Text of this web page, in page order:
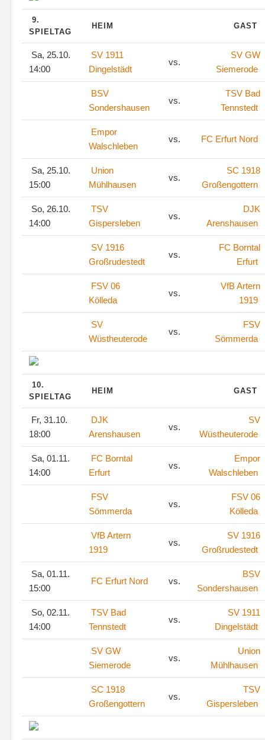
9.
SPIELTAG
HEIM GAST
Sa, 25.10.
14:00
SV 1911
Dingelstädt
vs.
SV GW
Siemerode
BSV
Sondershausen
vs.
TSV Bad
Tennstedt
Empor
Walschleben
vs. FC Erfurt Nord
Sa, 25.10.
15:00
Union
Mühlhausen
vs.
SC 1918
Großengottern
So, 26.10.
14:00
TSV
Gispersleben
vs.
DJK
Arenshausen
SV 1916
Großrudestedt
vs.
FC Borntal
Erfurt
FSV 06
Kölleda
vs.
VfB Artern
1919
SV
Wüstheuterode
vs.
FSV
Sömmerda
10.
SPIELTAG
HEIM GAST
Fr, 31.10.
18:00
DJK
Arenshausen
vs.
SV
Wüstheuterode
Sa, 01.11.
14:00
FC Borntal
Erfurt
vs.
Empor
Walschleben
FSV
Sömmerda
vs.
FSV 06
Kölleda
VfB Artern
1919
vs.
SV 1916
Großrudestedt
Sa, 01.11.
15:00
FC Erfurt Nord vs.
BSV
Sondershausen
So, 02.11.
14:00
TSV Bad
Tennstedt
vs.
SV 1911
Dingelstädt
SV GW
Siemerode
vs.
Union
Mühlhausen
SC 1918
Großengottern
vs.
TSV
Gispersleben